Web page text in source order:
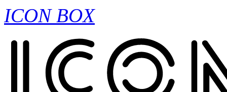
ICON BOX